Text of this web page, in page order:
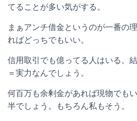
てることが多い気がする。
まぁアンチ借金というのが一番の
ればどっちでもいい。
信用取引でも億ってる人はいる。
＝実力なんでしょう。
何百万も余剰金があれば現物でも
半でしょう。もちろん私もそう。